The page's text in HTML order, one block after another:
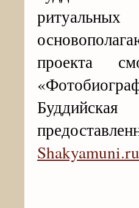
проекта
Shakyamuni.ru